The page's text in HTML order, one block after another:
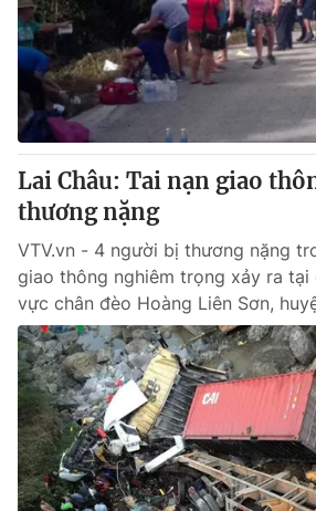
Lai Châu: Tai nạn giao
thương nặng
VTV.vn - 4 người bị thương nặng
giao thông nghiêm trọng xảy ra tại
vực chân đèo Hoàng Liên Sơn,